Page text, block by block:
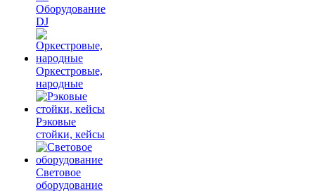
Оборудование
DJ
Оркестровые,
народные
Рэковые
стойки, кейсы
Световое
оборудование